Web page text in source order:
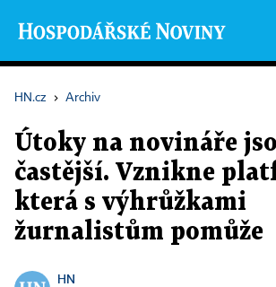
HN.cz › Archiv
Útoky na novináře
častější. Vznikne
která s výhrůžkami
žurnalistům pomůže
HN